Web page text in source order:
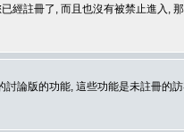
註冊了, 而且也沒有被禁止進入,
論版的功能, 這些功能是未註冊的